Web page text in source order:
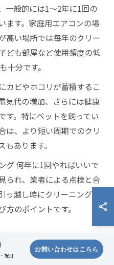
一般的には1〜2年に1回の
ます。家庭用エアコンの場
高い場所では毎年のクリー
ども部屋など使用頻度の低
十分です。
カビやホコリが蓄積するこ
気代の増加、さらには健康
す。特にペットを飼ってい
は、より短い周期でのクリ
あります。
グ 何年に1回やればいいで
られ、業者による点検と合
越し時にクリーニングを
のポイントです。
ング頻度の関係
策は、定期的なクリーニン
祝日
お問い合わせはこちら